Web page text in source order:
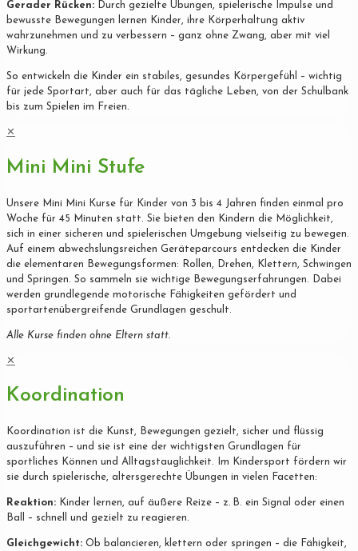
Gerader Rücken: Durch gezielte Übungen, spielerische Impulse und
bewusste Bewegungen lernen Kinder, ihre Körperhaltung aktiv
wahrzunehmen und zu verbessern – ganz ohne Zwang, aber mit viel
Wirkung.
So entwickeln die Kinder ein stabiles, gesundes Körpergefühl – wichtig
für jede Sportart, aber auch für das tägliche Leben, von der Schulbank
bis zum Spielen im Freien.
✕
Mini Mini Stufe
Unsere Mini Mini Kurse für Kinder von 3 bis 4 Jahren finden einmal pro
Woche für 45 Minuten statt. Sie bieten den Kindern die Möglichkeit,
sich in einer sicheren und spielerischen Umgebung vielseitig zu bewegen.
Auf einem abwechslungsreichen Geräteparcours entdecken die Kinder
die elementaren Bewegungsformen: Rollen, Drehen, Klettern, Schwingen
und Springen. So sammeln sie wichtige Bewegungserfahrungen. Dabei
werden grundlegende motorische Fähigkeiten gefördert und
sportartenübergreifende Grundlagen geschult.
Alle Kurse finden ohne Eltern statt.
✕
Koordination
Koordination ist die Kunst, Bewegungen gezielt, sicher und flüssig
auszuführen – und sie ist eine der wichtigsten Grundlagen für
sportliches Können und Alltagstauglichkeit. Im Kindersport fördern wir
sie durch spielerische, altersgerechte Übungen in vielen Facetten:
Reaktion: Kinder lernen, auf äußere Reize – z. B. ein Signal oder einen
Ball – schnell und gezielt zu reagieren.
Gleichgewicht: Ob balancieren, klettern oder springen – die Fähigkeit,